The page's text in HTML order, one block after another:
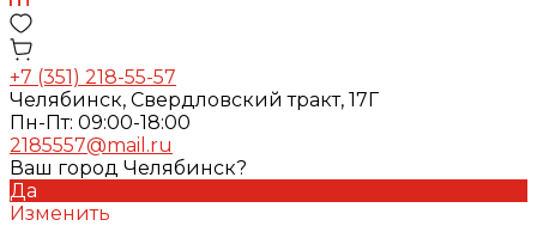
+7 (351) 218-55-57
Челябинск, Свердловский тракт, 17Г
Пн-Пт: 09:00-18:00
2185557@mail.ru
Ваш город Челябинск?
Да
Изменить